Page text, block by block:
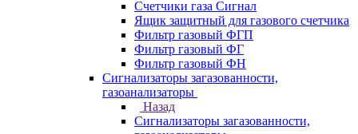
Счетчики газа Сигнал
Ящик защитный для газового счетчика
Фильтр газовый ФГП
Фильтр газовый ФГ
Фильтр газовый ФН
Сигнализаторы загазованности,
газоанализаторы
Назад
Сигнализаторы загазованности,